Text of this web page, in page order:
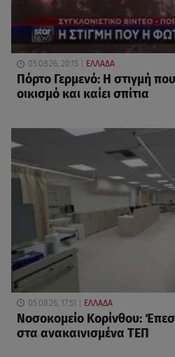
05.08.26, 20:15 ΕΛΛΑΔΑ
Πόρτο Γερμενό: Η στιγμή
οικισμό και καίει σπίτια
05.08.26, 17:51 ΕΛΛΑΔΑ
Νοσοκομείο Κορίνθου:
στα ανακαινισμένα ΤΕΠ